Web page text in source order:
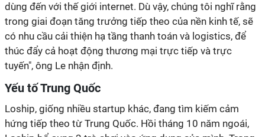
dùng đến với thế giới internet. Dù vậy, chúng tôi nghĩ rằng
trong giai đoạn tăng trưởng tiếp theo của nền kinh tế, sẽ
có nhu cầu cải thiện hạ tầng thanh toán và logistics, để
thúc đẩy cả hoạt động thương mại trực tiếp và trực
tuyến", ông Le nhận định.
Yếu tố Trung Quốc
Loship, giống nhiều startup khác, đang tìm kiếm cảm
hứng tiếp theo từ Trung Quốc. Hồi tháng 10 năm ngoái,